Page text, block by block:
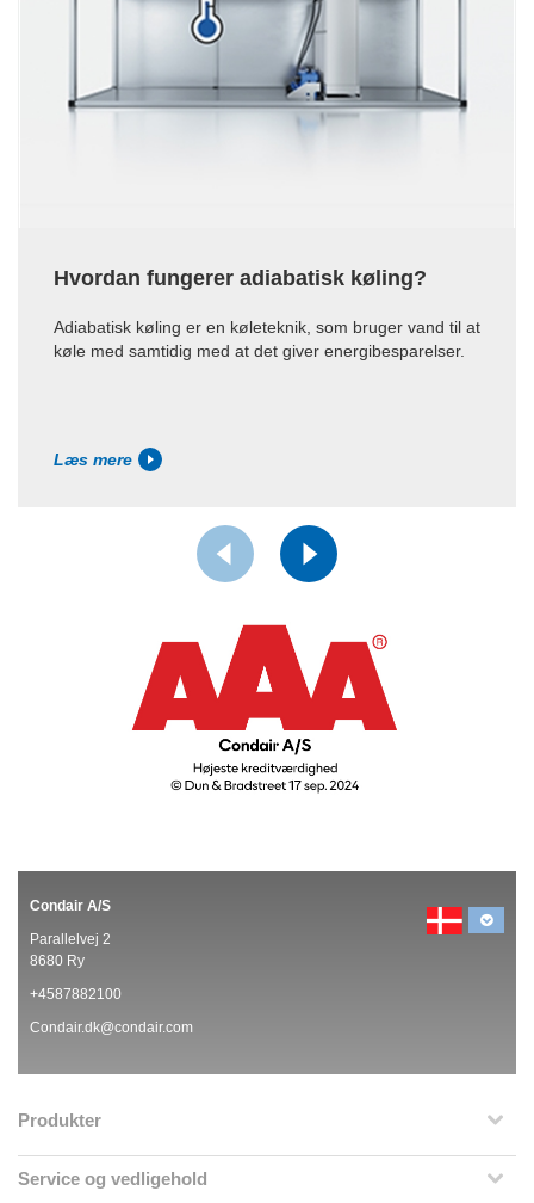
Hvordan fungerer adiabatisk køling?
Adiabatisk køling er en køleteknik, som bruger vand til at
køle med samtidig med at det giver energibesparelser.
Læs mere
Condair A/S
Parallelvej 2
8680 Ry
+4587882100
Condair.dk@condair.com
Produkter
Service og vedligehold